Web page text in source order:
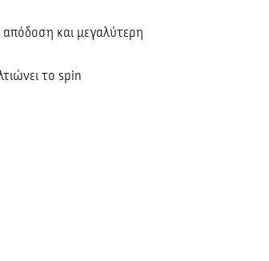
απόδοση και μεγαλύτερη
το spin